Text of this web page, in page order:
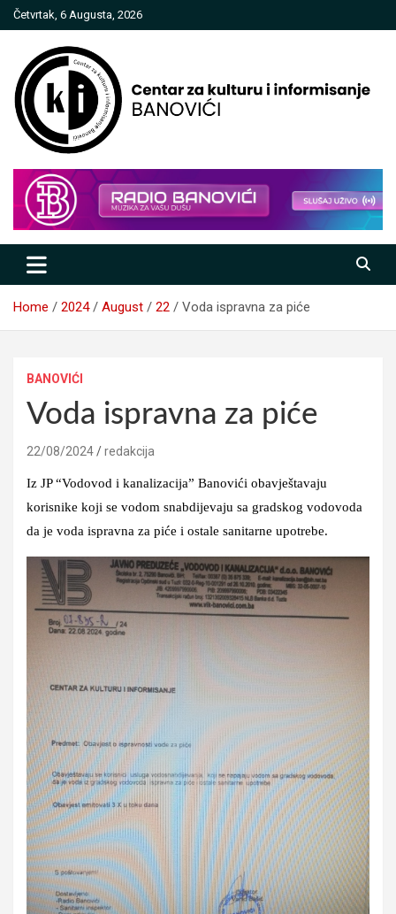
Skip
to
Četvrtak, 6 Augusta, 2026
Centar za kulturu i informisanje
Banovići
Home 2024 August 22 Voda ispravna za piće
BANOVIĆI
Voda ispravna za piće
22/08/2024 redakcija
Iz JP “Vodovod i kanalizacija” Banovići obavještavaju
korisnike koji se vodom snabdijevaju sa gradskog vodovoda
da je voda ispravna za piće i ostale sanitarne upotrebe.